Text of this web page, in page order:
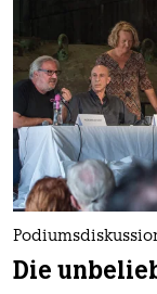
Die